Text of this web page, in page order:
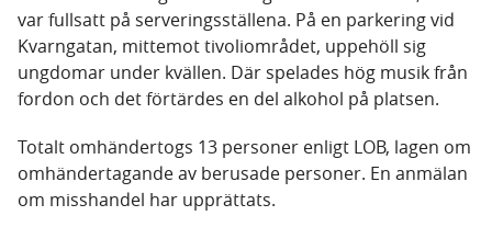
var fullsatt på serveringsställena. På en parkering vid
Kvarngatan, mittemot tivoliområdet, uppehöll sig
ungdomar under kvällen. Där spelades hög musik från
fordon och det förtärdes en del alkohol på platsen.
Totalt omhändertogs 13 personer enligt LOB, lagen om
omhändertagande av berusade personer. En anmälan
om misshandel har upprättats.